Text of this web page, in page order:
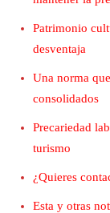
Patrimonio
desventaja
Una norma
consolidados
Precariedad
turismo
¿Quieres
Esta y otras